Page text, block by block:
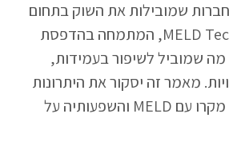
שמובילות את השוק בתחום
זה היא MELD Technologies, המתמחה בהדפסת
שמוביל לשיפור בעמידות,
מאמר זה יסקור את היתרונות
של הדפסת מתכת מקרו עם MELD והשפעותיה על